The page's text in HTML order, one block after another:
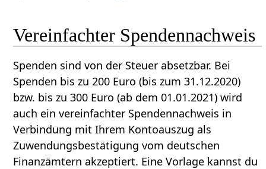
Vereinfachter Spendennachweis
Spenden sind von der Steuer absetzbar. Bei
Spenden bis zu 200 Euro (bis zum 31.12.2020)
bzw. bis zu 300 Euro (ab dem 01.01.2021) wird
auch ein vereinfachter Spendennachweis in
Verbindung mit Ihrem Kontoauszug als
Zuwendungsbestätigung vom deutschen
Finanzämtern akzeptiert. Eine Vorlage kannst du